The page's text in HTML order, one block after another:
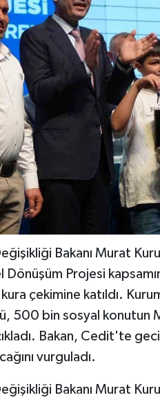
Bakanı Murat
Projesi
çekimine katıldı.
500 bin sosyal
Bakan, Cedit'te
vurguladı.
Bakanı Murat